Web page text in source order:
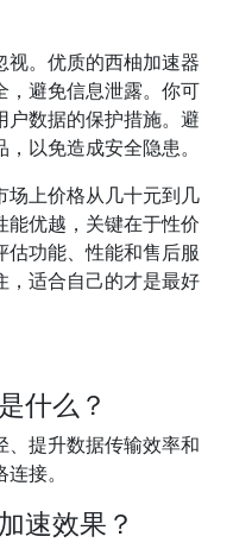
视。优质的西柚加速器
，避免信息泄露。你可
户数据的保护措施。避
以免造成安全隐患。
场上价格从几十元到几
能优越，关键在于性价
功能、性能和售后服
，适合自己的才是最好
什么？
、提升数据传输效率和
接。
速效果？